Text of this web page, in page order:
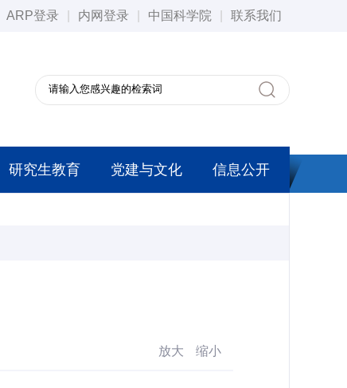
ARP登录 内网登录 中国科学院 联系我们
研究生教育 党建与文化 信息公开
放大 缩小